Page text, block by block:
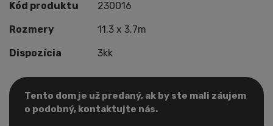
Kód produktu 230016
Rozmery 11.3 x 3.7m
Dispozícia 3kk
Tento dom je už predaný, ak by ste mali záujem
o podobný, kontaktujte nás.